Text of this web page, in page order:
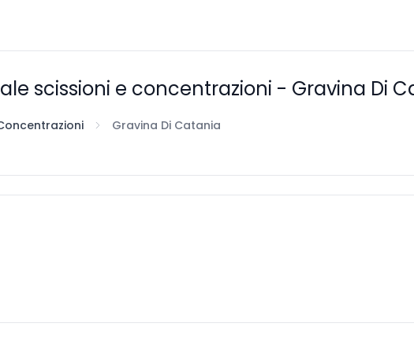
scissioni e concentrazioni - Gravina Di
Gravina Di Catania